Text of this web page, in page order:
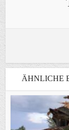
ÄHNLICHE